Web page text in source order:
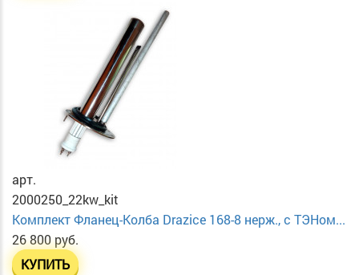
арт.
2000250_22kw_kit
Комплект Фланец-Колба Drazice 168-8 нерж., с ТЭНом...
26 800 руб.
КУПИТЬ